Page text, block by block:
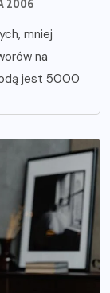
2006
mniej
na
jest 5000